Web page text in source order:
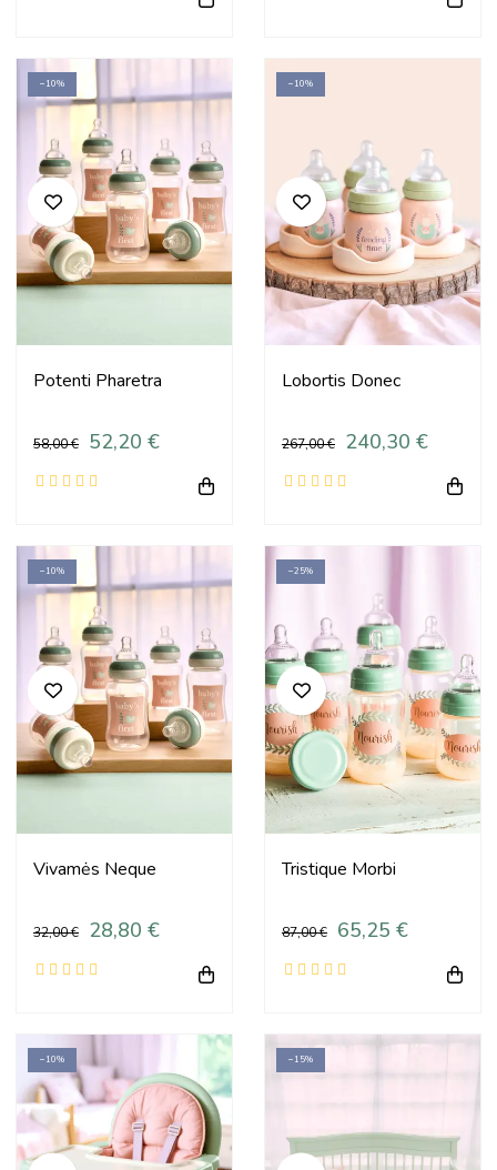
−10%
Potenti Pharetra
58,00 € 52,20 €
−10%
Lobortis Donec
267,00 € 240,30 €
−10%
Vivamės Neque
32,00 € 28,80 €
−25%
Tristique Morbi
87,00 € 65,25 €
−10% −15%